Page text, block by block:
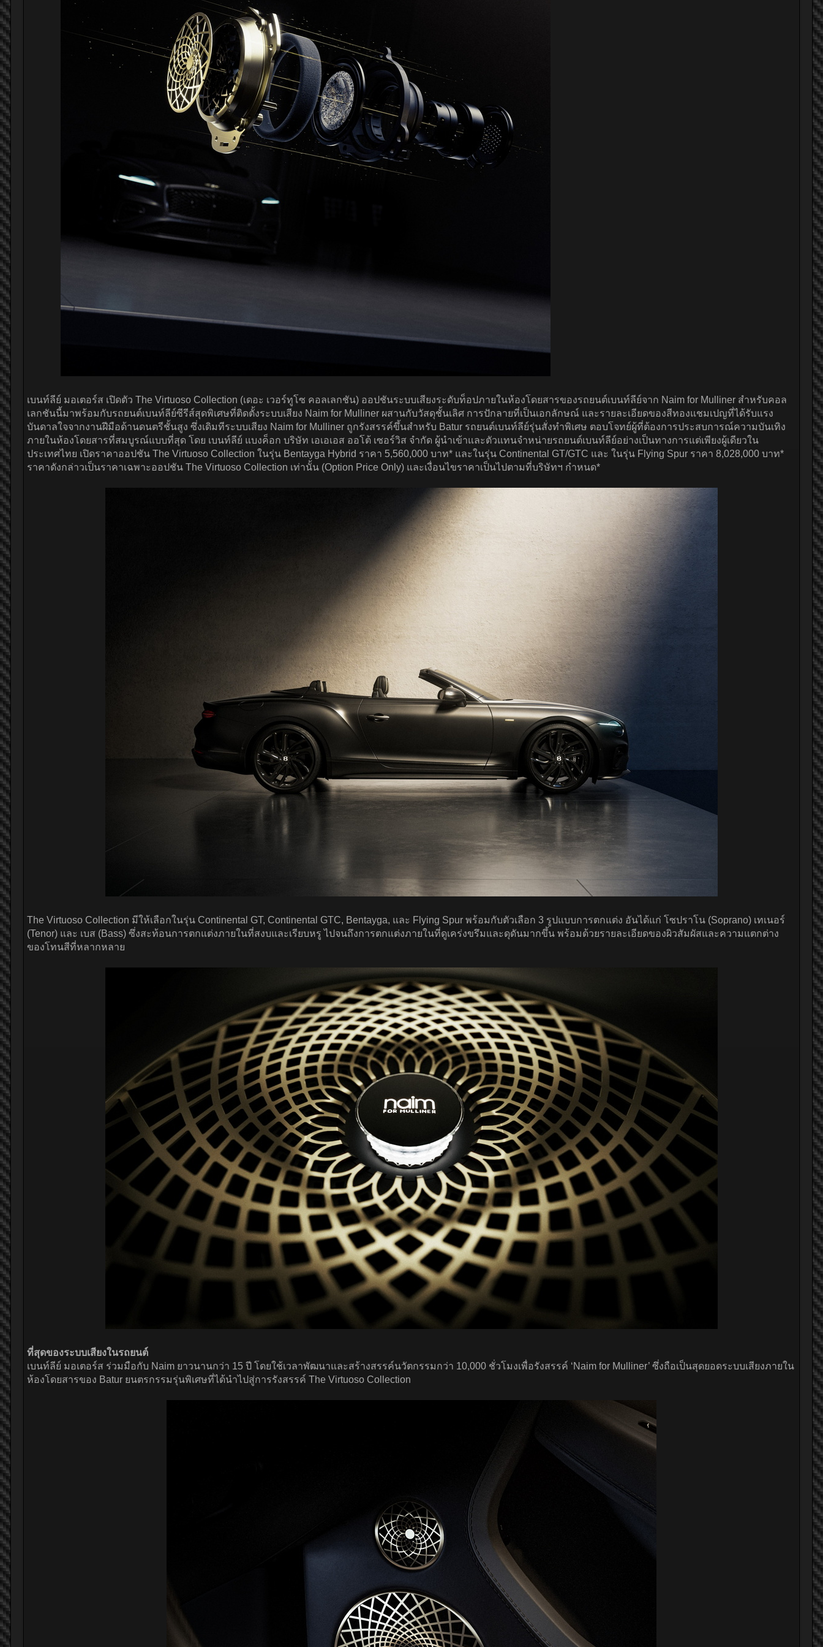
เบนท์ลีย์ มอเตอร์ส เปิดตัว The Virtuoso Collection (เดอะ เวอร์ทูโซ คอลเลกชัน) ออปชันระบบเสียงระดับท็อปภายในห้องโดยสารของรถยนต์เบนท์ลีย์จาก Naim for Mulliner สำหรับคอล
เลกชันนี้มาพร้อมกับรถยนต์เบนท์ลีย์ซีรีส์สุดพิเศษที่ติดตั้งระบบเสียง Naim for Mulliner ผสานกับวัสดุชั้นเลิศ การปักลายที่เป็นเอกลักษณ์ และรายละเอียดของสีทองแชมเปญที่ได้รับแรง
บันดาลใจจากงานฝีมือด้านดนตรีชั้นสูง ซึ่งเดิมทีระบบเสียง Naim for Mulliner ถูกรังสรรค์ขึ้นสำหรับ Batur รถยนต์เบนท์ลีย์รุ่นสั่งทำพิเศษ ตอบโจทย์ผู้ที่ต้องการประสบการณ์ความบันเทิง
ภายในห้องโดยสารที่สมบูรณ์แบบที่สุด โดย เบนท์ลีย์ แบงค็อก บริษัท เอเอเอส ออโต้ เซอร์วิส จำกัด ผู้นำเข้าและตัวแทนจำหน่ายรถยนต์เบนท์ลีย์อย่างเป็นทางการแต่เพียงผู้เดียวใน
ประเทศไทย เปิดราคาออปชัน The Virtuoso Collection ในรุ่น Bentayga Hybrid ราคา 5,560,000 บาท* และในรุ่น Continental GT/GTC และ ในรุ่น Flying Spur ราคา 8,028,000 บาท*
ราคาดังกล่าวเป็นราคาเฉพาะออปชัน The Virtuoso Collection เท่านั้น (Option Price Only) และเงื่อนไขราคาเป็นไปตามที่บริษัทฯ กำหนด*
The Virtuoso Collection มีให้เลือกในรุ่น Continental GT, Continental GTC, Bentayga, และ Flying Spur พร้อมกับตัวเลือก 3 รูปแบบการตกแต่ง อันได้แก่ โซปราโน (Soprano) เทเนอร์
(Tenor) และ เบส (Bass) ซึ่งสะท้อนการตกแต่งภายในที่สงบและเรียบหรู ไปจนถึงการตกแต่งภายในที่ดูเคร่งขรึมและดุดันมากขึ้น พร้อมด้วยรายละเอียดของผิวสัมผัสและความแตกต่าง
ของโทนสีที่หลากหลาย
ที่สุดของระบบเสียงในรถยนต์
เบนท์ลีย์ มอเตอร์ส ร่วมมือกับ Naim ยาวนานกว่า 15 ปี โดยใช้เวลาพัฒนาและสร้างสรรค์นวัตกรรมกว่า 10,000 ชั่วโมงเพื่อรังสรรค์ ‘Naim for Mulliner’ ซึ่งถือเป็นสุดยอดระบบเสียงภายใน
ห้องโดยสารของ Batur ยนตรกรรมรุ่นพิเศษที่ได้นำไปสู่การรังสรรค์ The Virtuoso Collection